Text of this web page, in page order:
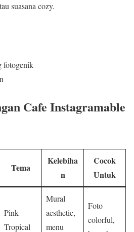
suasana cozy.
fotogenik
Cafe Instagramable
Tema
Kelebiha
n
Cocok
Untuk
Pink
Tropical
Mural
aesthetic,
menu
Foto
colorful,